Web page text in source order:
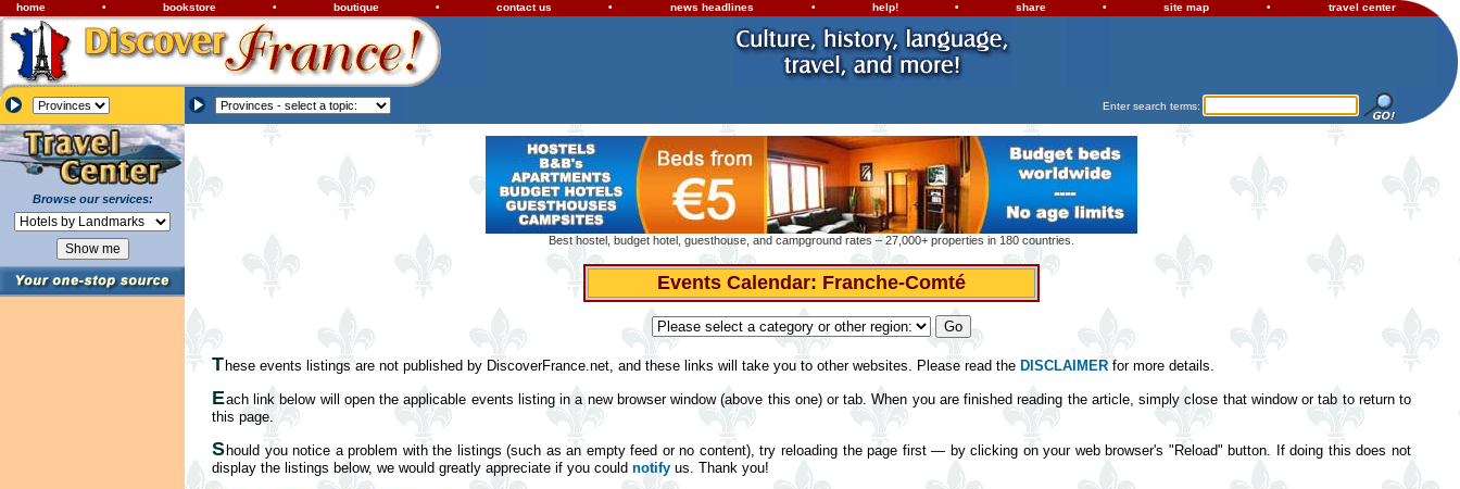
home • bookstore • boutique • contact us • news headlines • help! • share • site map • travel center
Enter search terms:
Browse our services:
Best hostel, budget hotel, guesthouse, and campground rates – 27,000+ properties in 180 countries.
Events Calendar: Franche-Comté
T hese events listings are not published by DiscoverFrance.net, and these links will take you to other websites. Please read the DISCLAIMER for more details.
Each link below will open the applicable events listing in a new browser window (above this one) or tab. When you are finished reading the article, simply close that window or tab to return to
this page.
S hould you notice a problem with the listings (such as an empty feed or no content), try reloading the page first — by clicking on your web browser's "Reload" button. If doing this does not
display the listings below, we would greatly appreciate if you could notify us. Thank you!